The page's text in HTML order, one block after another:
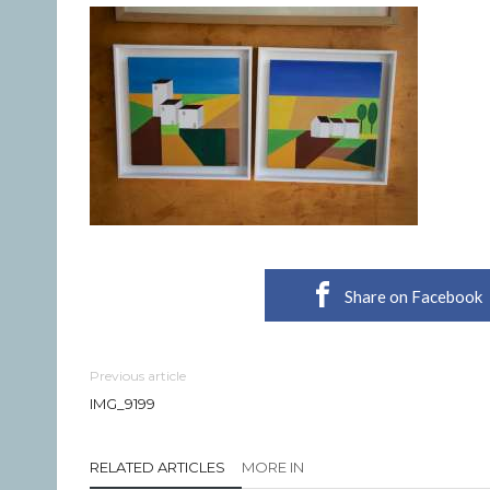
Share on Facebook
Previous article
IMG_9199
RELATED ARTICLES MORE IN